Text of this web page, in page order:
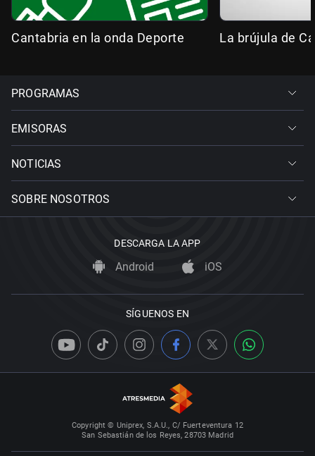
Cantabria en la onda Deporte La brújula de
PROGRAMAS
EMISORAS
NOTICIAS
SOBRE NOSOTROS
DESCARGA LA APP
Android iOS
SÍGUENOS EN
Copyright © Uniprex, S.A.U., C/ Fuerteventura 12
San Sebastián de los Reyes, 28703 Madrid